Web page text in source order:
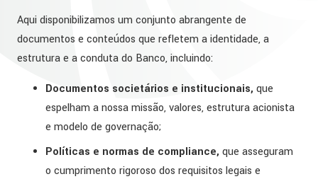
Aqui disponibilizamos um conjunto abrangente de
documentos e conteúdos que refletem a identidade, a
estrutura e a conduta do Banco, incluindo:
Documentos societários e institucionais, que
espelham a nossa missão, valores, estrutura acionista
e modelo de governação;
Políticas e normas de compliance, que asseguram
o cumprimento rigoroso dos requisitos legais e